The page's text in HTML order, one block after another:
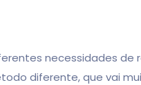
necessidades de
diferente, que vai